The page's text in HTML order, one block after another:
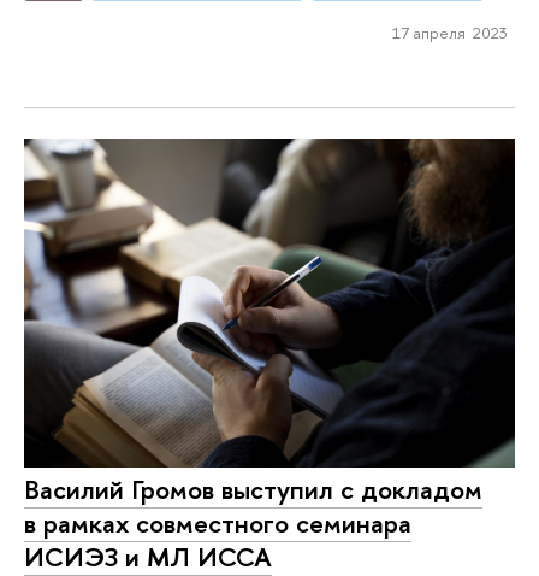
17 апреля 2023
Василий Громов выступил с докладом
в рамках совместного семинара
ИСИЭЗ и МЛ ИССА